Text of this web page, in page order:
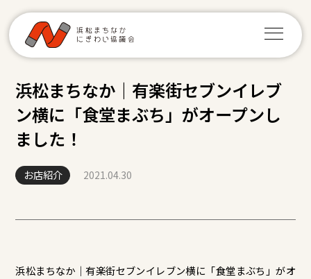
浜松まちなか｜有楽街セブンイレブ
ン横に「食堂まぶち」がオープンし
ました！
お店紹介 2021.04.30
浜松まちなか｜有楽街セブンイレブン横に「食堂まぶち」がオ